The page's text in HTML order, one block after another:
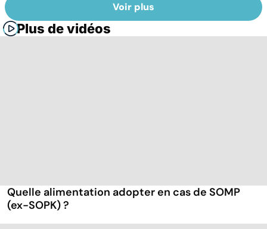
Voir plus
Plus de vidéos
Quelle alimentation adopter en cas de SOMP
(ex-SOPK) ?